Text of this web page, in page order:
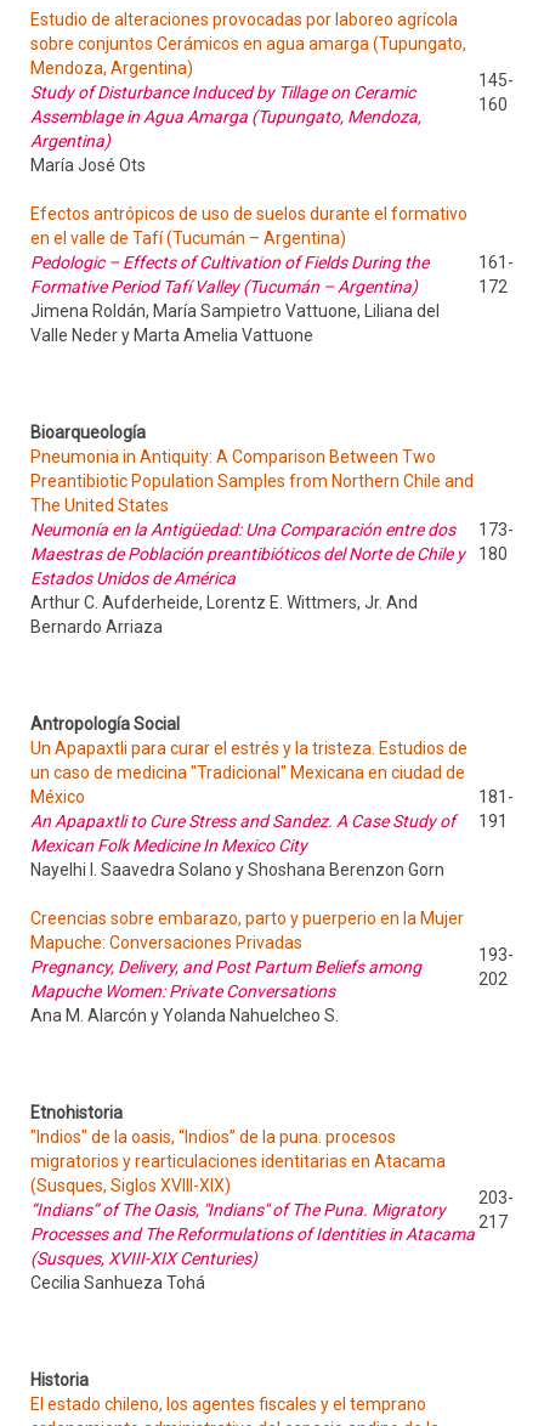
Estudio de alteraciones provocadas por laboreo agrícola
sobre conjuntos Cerámicos en agua amarga (Tupungato,
Mendoza, Argentina)
Study of Disturbance Induced by Tillage on Ceramic
Assemblage in Agua Amarga (Tupungato, Mendoza,
Argentina)
145-
160
María José Ots
Efectos antrópicos de uso de suelos durante el formativo
en el valle de Tafí (Tucumán – Argentina)
Pedologic – Effects of Cultivation of Fields During the
Formative Period Tafí Valley (Tucumán – Argentina)
161-
172
Jimena Roldán, María Sampietro Vattuone, Liliana del
Valle Neder y Marta Amelia Vattuone
Bioarqueología
Pneumonia in Antiquity: A Comparison Between Two
Preantibiotic Population Samples from Northern Chile and
The United States
Neumonía en la Antigüedad: Una Comparación entre dos
Maestras de Población preantibióticos del Norte de Chile y
Estados Unidos de América
173-
180
Arthur C. Aufderheide, Lorentz E. Wittmers, Jr. And
Bernardo Arriaza
Antropología Social
Un Apapaxtli para curar el estrés y la tristeza. Estudios de
un caso de medicina "Tradicional" Mexicana en ciudad de
México
An Apapaxtli to Cure Stress and Sandez. A Case Study of
Mexican Folk Medicine In Mexico City
181-
191
Nayelhi I. Saavedra Solano y Shoshana Berenzon Gorn
Creencias sobre embarazo, parto y puerperio en la Mujer
Mapuche: Conversaciones Privadas
Pregnancy, Delivery, and Post Partum Beliefs among
Mapuche Women: Private Conversations
193-
202
Ana M. Alarcón y Yolanda Nahuelcheo S.
Etnohistoria
"Indios" de la oasis, “Indios” de la puna. procesos
migratorios y rearticulaciones identitarias en Atacama
(Susques, Siglos XVIII-XIX)
“Indians” of The Oasis, "Indians" of The Puna. Migratory
Processes and The Reformulations of Identities in Atacama
(Susques, XVIII-XIX Centuries)
203-
217
Cecilia Sanhueza Tohá
Historia
El estado chileno, los agentes fiscales y el temprano